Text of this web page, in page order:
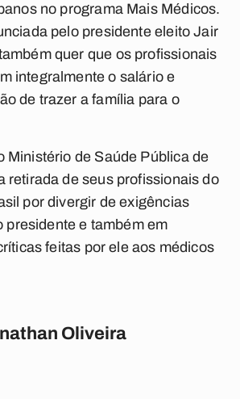
no programa Mais Médicos.
pelo presidente eleito Jair
quer que os profissionais
integralmente o salário e
de trazer a família para o
Ministério de Saúde Pública de
retirada de seus profissionais do
por divergir de exigências
presidente e também em
feitas por ele aos médicos
Oliveira